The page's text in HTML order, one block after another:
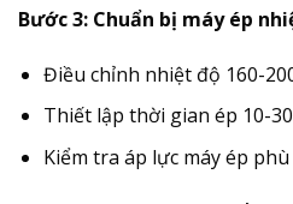
Bước 3: Chuẩn bị máy ép
Điều chỉnh nhiệt độ 160-
Thiết lập thời gian ép 10-
Kiểm tra áp lực máy ép